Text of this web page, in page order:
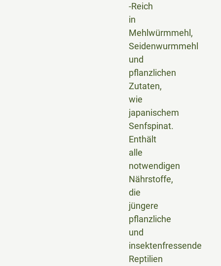
-Reich
in
Mehlwürmmehl,
Seidenwurmmehl
und
pflanzlichen
Zutaten,
wie
japanischem
Senfspinat.
Enthält
alle
notwendigen
Nährstoffe,
die
jüngere
pflanzliche
und
insektenfressende
Reptilien